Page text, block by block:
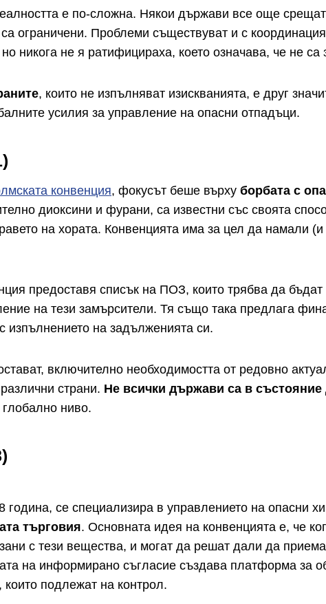
е по-сложна. Някои държави все още
ограничени. Проблеми съществуват и с
никога не я ратифицираха, което означава, че не
, които не изпълняват изискванията, е друг
усилия за управление на опасни отпадъци.
конвенция, фокусът беше върху борбата с
диоксини и фурани, са известни със своята
на хората. Конвенцията има за цел да намали
предоставя списък на ПОЗ, които трябва да
на тези замърсители. Тя също така предлага
изпълнението на задълженията си.
включително необходимостта от редовно
страни. Не всички държави са в
ниво.
година, се специализира в управлението на опасни
търговия. Основната идея на конвенцията е, че
с тези вещества, и могат да решат дали да
на информирано съгласие създава платформа за
подлежат на контрол.